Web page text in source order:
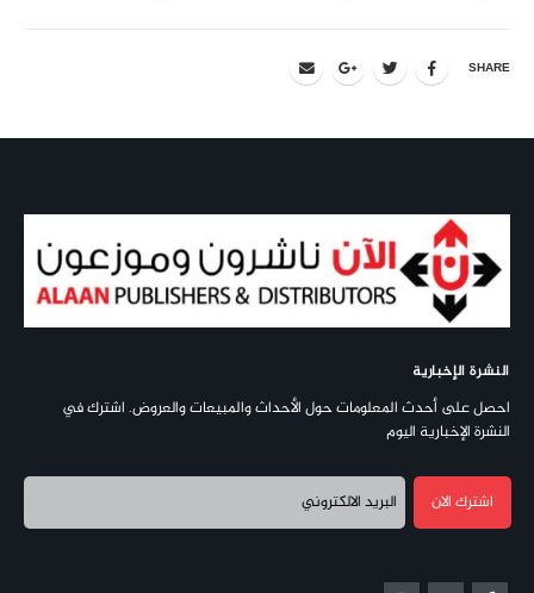
SHARE
النشرة الإخبارية
احصل على أحدث المعلومات حول الأحداث والمبيعات والعروض. اشترك في
النشرة الإخبارية اليوم